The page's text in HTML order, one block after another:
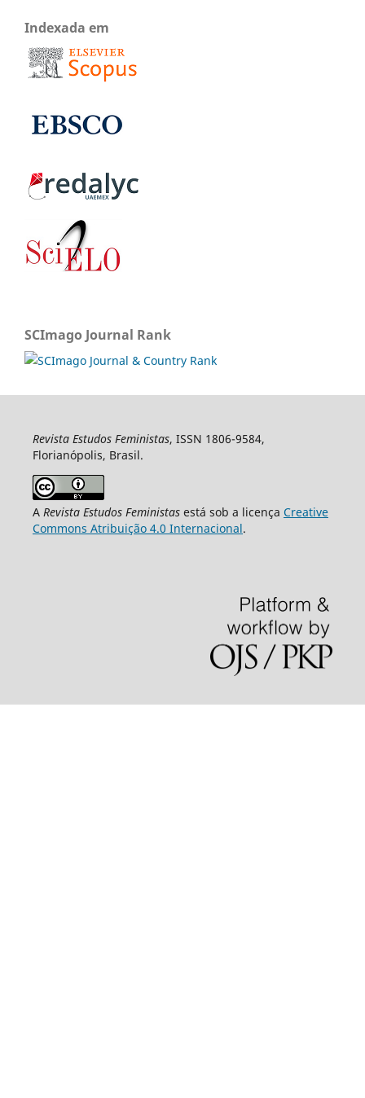
Indexada em
SCImago Journal Rank
Revista Estudos Feministas, ISSN 1806-9584,
Florianópolis, Brasil.
A Revista Estudos Feministasestá sob a licença Creative
Commons Atribuição 4.0 Internacional.